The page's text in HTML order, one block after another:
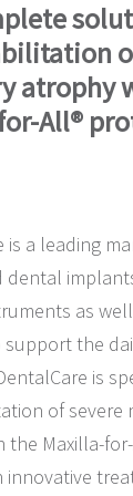
atrophy
All®
is a leading
dental
as
the
is
of severe
the Maxilla-
innovative